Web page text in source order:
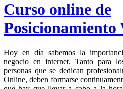
Curso online de
Posicionamiento
Hoy en día sabemos la
negocio en internet. Tanto para
personas que se dedican
Online, deben formarse